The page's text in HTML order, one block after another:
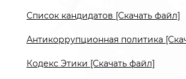
Список кандидатов [Скачать файл]
Антикоррупционная политика
Кодекс Этики [Скачать файл]